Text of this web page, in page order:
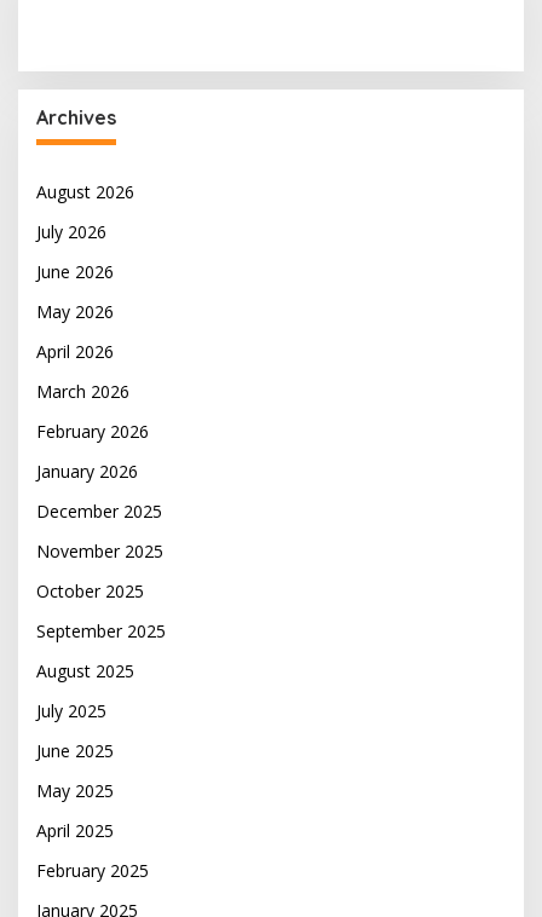
Archives
August 2026
July 2026
June 2026
May 2026
April 2026
March 2026
February 2026
January 2026
December 2025
November 2025
October 2025
September 2025
August 2025
July 2025
June 2025
May 2025
April 2025
February 2025
January 2025